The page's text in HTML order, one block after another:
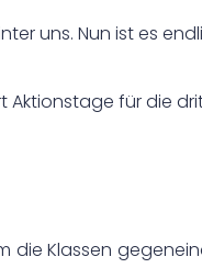
uns. Nun ist es
für die
die Klassen